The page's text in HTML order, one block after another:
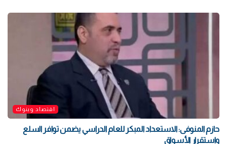
اقتصاد وبنوك
حازم المنوفى: الاستعداد المبكر للعام الدراسي يضمن توافر السلع
واستقرار الأسواق